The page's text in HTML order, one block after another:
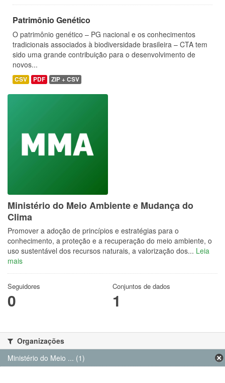
Patrimônio Genético
O patrimônio genético – PG nacional e os conhecimentos
tradicionais associados à biodiversidade brasileira – CTA tem
sido uma grande contribuição para o desenvolvimento de
novos...
CSV PDF ZIP + CSV
Ministério do Meio Ambiente e Mudança do
Clima
Promover a adoção de princípios e estratégias para o
conhecimento, a proteção e a recuperação do meio ambiente, o
uso sustentável dos recursos naturais, a valorização dos... Leia
mais
Seguidores
0
Conjuntos de dados
1
Organizações
Ministério do Meio ... (1)